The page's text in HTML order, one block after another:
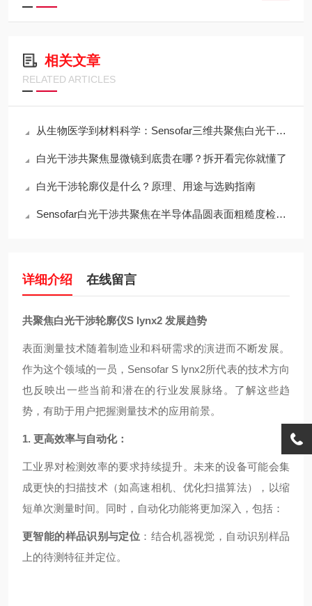
相关文章
RELATED ARTICLES
从生物医学到材料科学：Sensofar三维共聚焦白光干涉仪的跨领域应用传奇
白光干涉共聚焦显微镜到底贵在哪？拆开看完你就懂了
白光干涉轮廓仪是什么？原理、用途与选购指南
Sensofar白光干涉共聚焦在半导体晶圆表面粗糙度检测中的应用与行业标准对标
详细介绍 在线留言
共聚焦白光干涉轮廓仪S lynx2 发展趋势
表面测量技术随着制造业和科研需求的演进而不断发展。
作为这个领域的一员，Sensofar S lynx2所代表的技术方向
也反映出一些当前和潜在的行业发展脉络。了解这些趋
势，有助于用户把握测量技术的应用前景。
1. 更高效率与自动化：
工业界对检测效率的要求持续提升。未来的设备可能会集
成更快的扫描技术（如高速相机、优化扫描算法），以缩
短单次测量时间。同时，自动化功能将更加深入，包括：
更智能的样品识别与定位 ：结合机器视觉，自动识别样品
上的待测特征并定位。